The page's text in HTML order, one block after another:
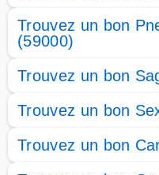
Trouvez un bon
(59000)
Trouvez un bon
Trouvez un bon
Trouvez un bon